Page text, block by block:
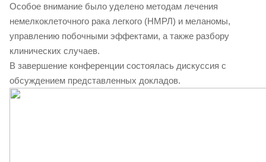
Особое внимание было уделено методам лечения
немелкоклеточного рака легкого (НМРЛ) и меланомы,
управлению побочными эффектами, а также разбору
клинических случаев.
В завершение конференции состоялась дискуссия с
обсуждением представленных докладов.